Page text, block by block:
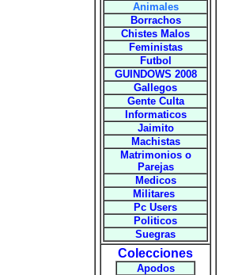
Animales
Borrachos
Chistes Malos
Feministas
Futbol
GUINDOWS 2008
Gallegos
Gente Culta
Informaticos
Jaimito
Machistas
Matrimonios o
Parejas
Medicos
Militares
Pc Users
Politicos
Suegras
Colecciones
Apodos